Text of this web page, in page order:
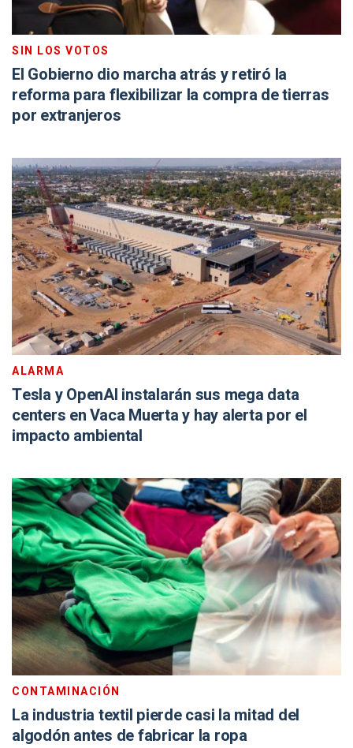
SIN LOS VOTOS
El Gobierno dio marcha atrás y retiró la
reforma para flexibilizar la compra de tierras
por extranjeros
ALARMA
Tesla y OpenAI instalarán sus mega data
centers en Vaca Muerta y hay alerta por el
impacto ambiental
CONTAMINACIÓN
La industria textil pierde casi la mitad del
algodón antes de fabricar la ropa